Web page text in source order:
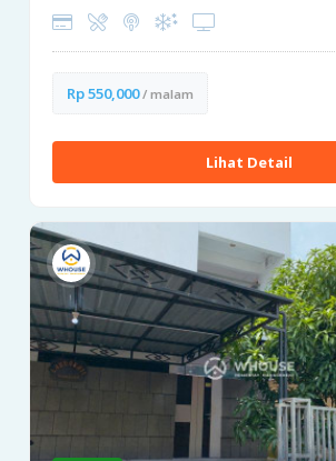
Rp 550,000/ malam
Lihat Detail